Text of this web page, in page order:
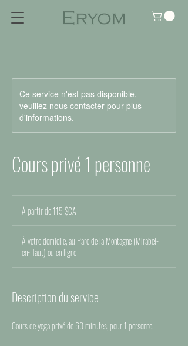
Ce service n'est pas disponible,
veuillez nous contacter pour plus
d'informations.
Cours privé 1 personne
partirÀ partir de 115 $CA
À votre domicile, au Parc de la Montagne (Mirabel-
en-Haut) ou en ligne
Description du service
Cours de yoga privé de 60 minutes, pour 1 personne.